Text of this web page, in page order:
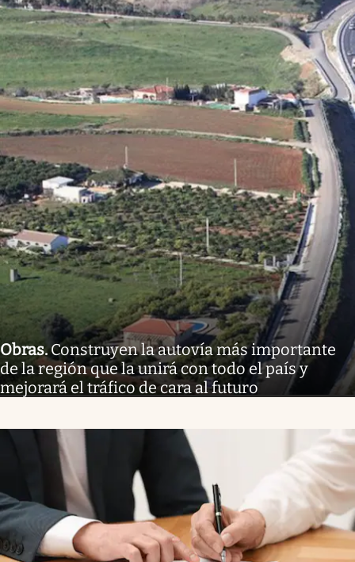
Obras.Construyen la autovía más importante
de la región que la unirá con todo el país y
mejorará el tráfico de cara al futuro